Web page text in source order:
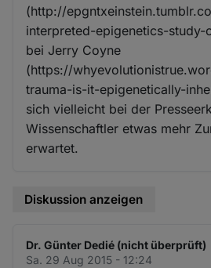
(http://
interpreted-epigenetics-
bei Jerry Coyne
(https://
trauma-is-it-epigenetically-
sich vielleicht bei der
Wissenschaftler etwas mehr
erwartet.
Diskussion anzeigen
Dr. Günter Dedié (nicht überprüft)
Sa. 29 Aug 2015 - 12:24